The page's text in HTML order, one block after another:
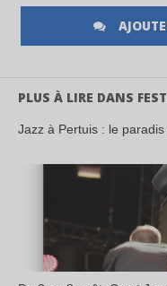
PLUS À LIRE DANS
Jazz à Pertuis : le